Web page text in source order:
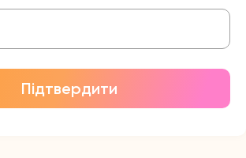
Підтвердити